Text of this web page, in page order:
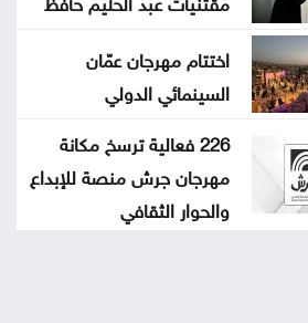
اختتام مهرجان عمّان
السينمائي الدولي
226 فعالية ترسخ مكانة
مهرجان جرش منصة للإبداع
والحوار الثقافي